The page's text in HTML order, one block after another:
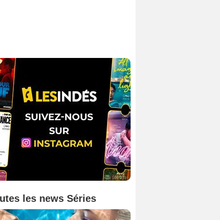
les news Séries